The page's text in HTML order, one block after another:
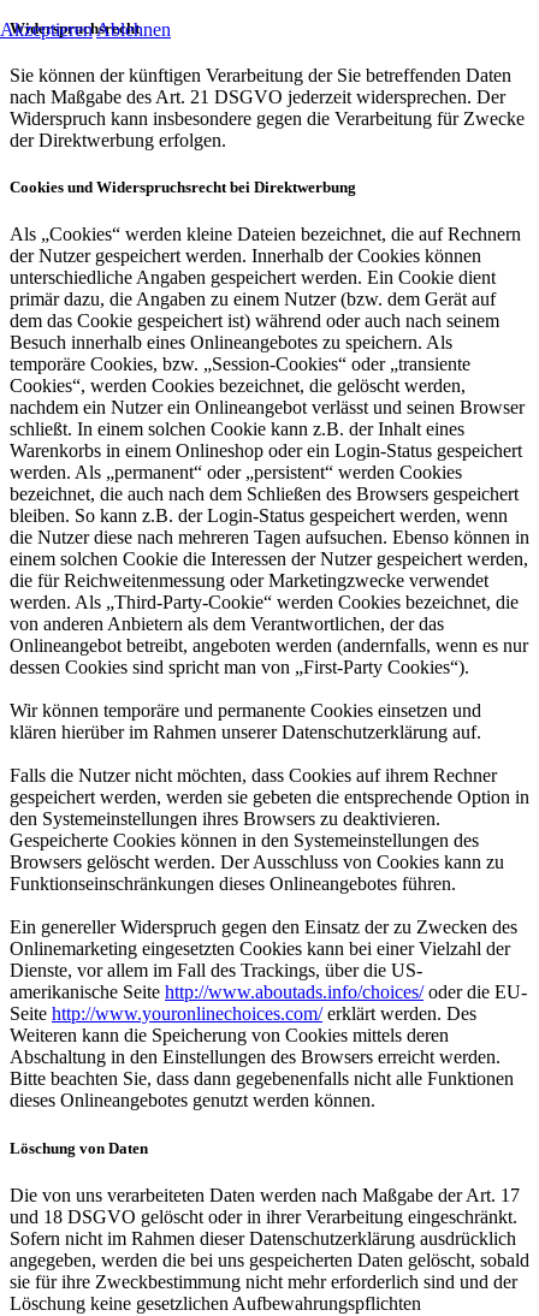
Widerspruchsrecht
Sie können der künftigen Verarbeitung der Sie betreffenden Daten
nach Maßgabe des Art. 21 DSGVO jederzeit widersprechen. Der
Widerspruch kann insbesondere gegen die Verarbeitung für Zwecke
der Direktwerbung erfolgen.
Cookies und Widerspruchsrecht bei Direktwerbung
Als „Cookies“ werden kleine Dateien bezeichnet, die auf Rechnern
der Nutzer gespeichert werden. Innerhalb der Cookies können
unterschiedliche Angaben gespeichert werden. Ein Cookie dient
primär dazu, die Angaben zu einem Nutzer (bzw. dem Gerät auf
dem das Cookie gespeichert ist) während oder auch nach seinem
Besuch innerhalb eines Onlineangebotes zu speichern. Als
temporäre Cookies, bzw. „Session-Cookies“ oder „transiente
Cookies“, werden Cookies bezeichnet, die gelöscht werden,
nachdem ein Nutzer ein Onlineangebot verlässt und seinen Browser
schließt. In einem solchen Cookie kann z.B. der Inhalt eines
Warenkorbs in einem Onlineshop oder ein Login-Status gespeichert
werden. Als „permanent“ oder „persistent“ werden Cookies
bezeichnet, die auch nach dem Schließen des Browsers gespeichert
bleiben. So kann z.B. der Login-Status gespeichert werden, wenn
die Nutzer diese nach mehreren Tagen aufsuchen. Ebenso können in
einem solchen Cookie die Interessen der Nutzer gespeichert werden,
die für Reichweitenmessung oder Marketingzwecke verwendet
werden. Als „Third-Party-Cookie“ werden Cookies bezeichnet, die
von anderen Anbietern als dem Verantwortlichen, der das
Onlineangebot betreibt, angeboten werden (andernfalls, wenn es nur
dessen Cookies sind spricht man von „First-Party Cookies“).
Wir können temporäre und permanente Cookies einsetzen und
klären hierüber im Rahmen unserer Datenschutzerklärung auf.
Falls die Nutzer nicht möchten, dass Cookies auf ihrem Rechner
gespeichert werden, werden sie gebeten die entsprechende Option in
den Systemeinstellungen ihres Browsers zu deaktivieren.
Gespeicherte Cookies können in den Systemeinstellungen des
Browsers gelöscht werden. Der Ausschluss von Cookies kann zu
Funktionseinschränkungen dieses Onlineangebotes führen.
Ein genereller Widerspruch gegen den Einsatz der zu Zwecken des
Onlinemarketing eingesetzten Cookies kann bei einer Vielzahl der
Dienste, vor allem im Fall des Trackings, über die US-
amerikanische Seite http://www.aboutads.info/choices/oder die EU-
Seite http://www.youronlinechoices.com/erklärt werden. Des
Weiteren kann die Speicherung von Cookies mittels deren
Abschaltung in den Einstellungen des Browsers erreicht werden.
Bitte beachten Sie, dass dann gegebenenfalls nicht alle Funktionen
dieses Onlineangebotes genutzt werden können.
Löschung von Daten
Die von uns verarbeiteten Daten werden nach Maßgabe der Art. 17
und 18 DSGVO gelöscht oder in ihrer Verarbeitung eingeschränkt.
Sofern nicht im Rahmen dieser Datenschutzerklärung ausdrücklich
angegeben, werden die bei uns gespeicherten Daten gelöscht, sobald
sie für ihre Zweckbestimmung nicht mehr erforderlich sind und der
Löschung keine gesetzlichen Aufbewahrungspflichten
AkzeptierenAblehnen